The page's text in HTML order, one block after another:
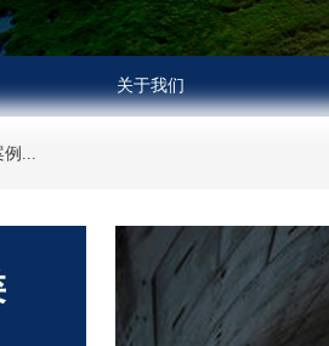
关于我们
例...